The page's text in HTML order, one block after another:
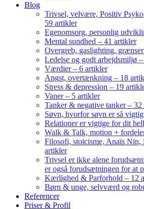
Blog
Trivsel, velvære, Positiv
59 artikler
Egenomsorg, personlig
Mental sundhed – 41 artikler
Overgreb, gaslighting,
Ledelse og godt arbejdsmiljø
Værdier – 6 artikler
Angst, overtænkning – 18
Stress & depression – 19
Vaner – 5 artikler
Tanker & negative tanker –
Søvn, hvorfor søvn er så
Relationer er vigtige for dit
Walk & Talk, motion +
Filosofi, stoicisme, Anaïs Nin,
artikler
Trivsel er ikke alene
er også forudsætningen for at
Kærlighed & Parforhold – 12
Børn & unge, selvværd og
Referencer
Priser & Profil